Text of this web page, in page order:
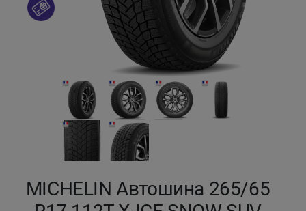
MICHELIN Автошина 265/65
Кокшетау
Кызылорда
Павлодар
Петропавловск
Семей